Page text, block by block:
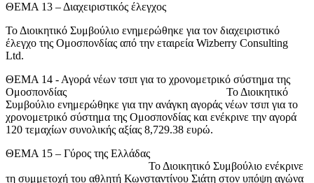
ΘΕΜΑ 13 – Διαχειριστικός έλεγχος
Το Διοικητικό Συμβούλιο ενημερώθηκε για τον διαχειριστικό
έλεγχο της Ομοσπονδίας από την εταιρεία Wizberry Consulting
Ltd.
ΘΕΜΑ 14 - Αγορά νέων τσιπ για το χρονομετρικό σύστημα της
Ομοσπονδίας Το Διοικητικό
Συμβούλιο ενημερώθηκε για την ανάγκη αγοράς νέων τσιπ για το
χρονομετρικό σύστημα της Ομοσπονδίας και ενέκρινε την αγορά
120 τεμαχίων συνολικής αξίας 8,729.38 ευρώ.
ΘΕΜΑ 15 – Γύρος της Ελλάδας
Το Διοικητικό Συμβούλιο ενέκρινε
τη συμμετοχή του αθλητή Κωνσταντίνου Σιάτη στον υπόψη αγώνα